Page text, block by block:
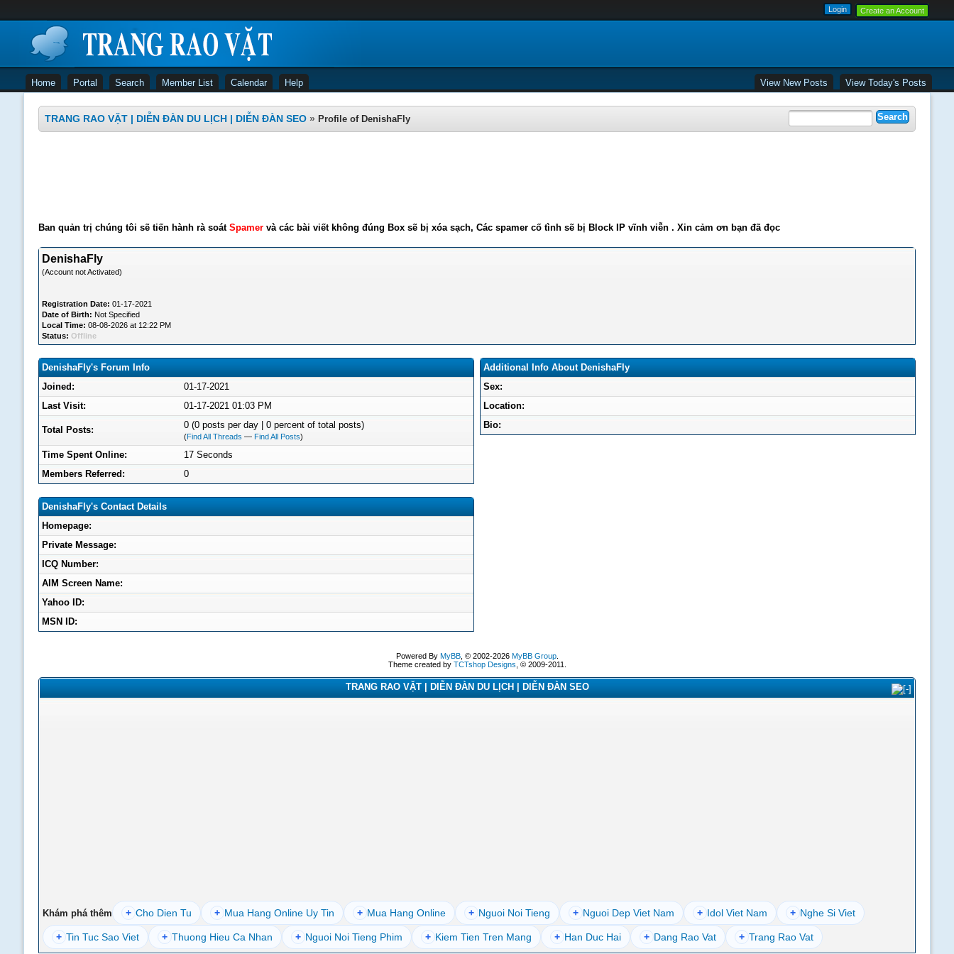
Create an Account
Home Portal Search Member List Calendar Help View New Posts View Today's Posts
TRANG RAO VẶT | DIỄN ĐÀN DU LỊCH | DIỄN ĐÀN SEO » Profile of DenishaFly
Ban quản trị chúng tôi sẽ tiến hành rà soát Spamervà các bài viết không đúng Box sẽ bị xóa sạch, Các spamer cố tình sẽ bị Block IP vĩnh viễn . Xin cảm ơn bạn đã đọc
DenishaFly
(Account not Activated)
Registration Date: 01-17-2021
Date of Birth: Not Specified
Local Time: 08-08-2026 at 12:22 PM
Status: Offline
DenishaFly's Forum Info
Joined:
01-17-2021
Last Visit:
01-17-2021 01:03 PM
Total Posts: 0 (0 posts per day | 0 percent of total posts)
(Find All Threads — Find All Posts)
Time Spent Online:
17 Seconds
Members Referred:
0
DenishaFly's Contact Details
Homepage:
Private Message:
ICQ Number:
AIM Screen Name:
Yahoo ID:
MSN ID:
Additional Info About DenishaFly
Sex:
Location:
Bio:
Powered By MyBB, © 2002-2026 MyBB Group.
Theme created by TCTshop Designs , © 2009-2011.
TRANG RAO VẶT | DIỄN ĐÀN DU LỊCH | DIỄN ĐÀN SEO
Khám phá thêm + Cho Dien Tu + Mua Hang Online Uy Tin + Mua Hang Online + Nguoi Noi Tieng + Nguoi Dep Viet Nam + Idol Viet Nam + Nghe Si Viet
+ Tin Tuc Sao Viet + Thuong Hieu Ca Nhan + Nguoi Noi Tieng Phim + Kiem Tien Tren Mang + Han Duc Hai + Dang Rao Vat + Trang Rao Vat